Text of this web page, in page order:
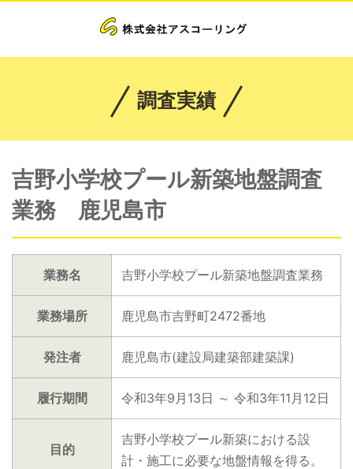
調査実績
吉野小学校プール新築地盤調査
業務 鹿児島市
業務名 吉野小学校プール新築地盤調査業務
業務場所 鹿児島市吉野町2472番地
発注者 鹿児島市(建設局建築部建築課)
履行期間 令和3年9月13日 ～ 令和3年11月12日
目的
吉野小学校プール新築における設
計・施工に必要な地盤情報を得る。